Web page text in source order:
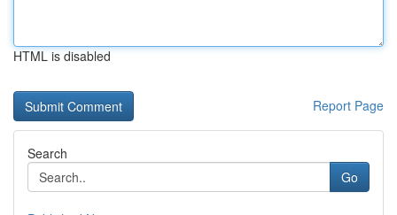
HTML is disabled
Report Page
Search
Go